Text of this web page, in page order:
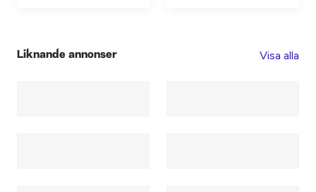
Liknande annonser Visa alla